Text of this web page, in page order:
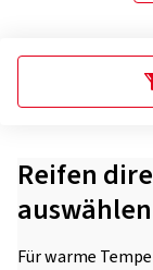
Reifen
auswählen
Für warme